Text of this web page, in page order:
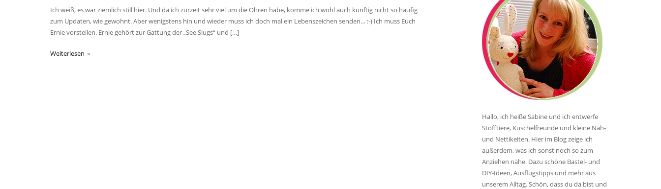
Ich weiß, es war ziemlich still hier. Und da ich zurzeit sehr viel um die Ohren habe, komme ich wohl auch künftig nicht so häufig
zum Updaten, wie gewohnt. Aber wenigstens hin und wieder muss ich doch mal ein Lebenszeichen senden… :-) Ich muss Euch
Ernie vorstellen. Ernie gehört zur Gattung der „See Slugs“ und […]
Weiterlesen
Hallo, ich heiße Sabine und ich entwerfe
Stofftiere, Kuschelfreunde und kleine Näh-
und Nettikeiten. Hier im Blog zeige ich
außerdem, was ich sonst noch so zum
Anziehen nähe. Dazu schöne Bastel- und
DIY-Ideen, Ausflugstipps und mehr aus
unserem Alltag. Schön, dass du da bist und